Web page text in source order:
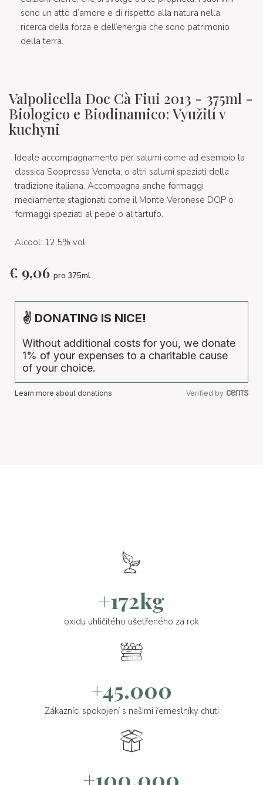
sono un atto d’amore e di rispetto alla natura nella
ricerca della forza e dell’energia che sono patrimonio
della terra.
Valpolicella Doc Cà Fiui 2013 - 375ml -
Biologico e Biodinamico: Využití v
kuchyni
Ideale accompagnamento per salumi come ad esempio la
classica Soppressa Veneta, o altri salumi speziati della
tradizione italiana. Accompagna anche formaggi
mediamente stagionati come il Monte Veronese DOP o
formaggi speziati al pepe o al tartufo.
Alcool: 12,5% vol.
€ 9,06 pro 375ml
✌ DONATING IS NICE!
Without additional costs for you, we donate
1% of your expenses to a charitable cause
of your choice.
Learn more about donations Verified by
+172kg
oxidu uhličitého ušetřeného za rok
+45.000
Zákazníci spokojení s našimi řemeslníky chuti
+100.000